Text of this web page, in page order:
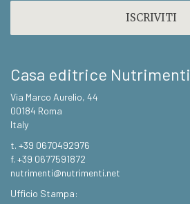
Casa editrice Nutrimenti
Via Marco Aurelio, 44
00184 Roma
Italy
t. +39 0670492976
f. +39 0677591872
nutrimenti@nutrimenti.net
Ufficio Stampa: